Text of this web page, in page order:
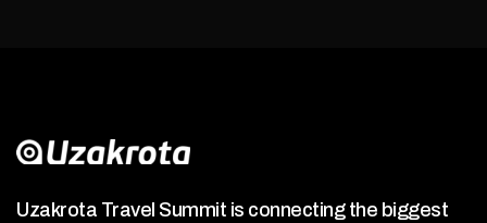
Uzakrota Travel Summit is connecting the biggest